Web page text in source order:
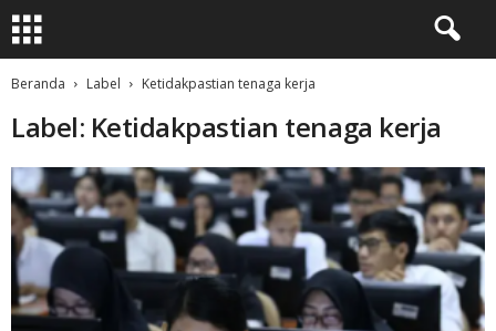
Beranda Label Ketidakpastian tenaga kerja
Label: Ketidakpastian tenaga kerja